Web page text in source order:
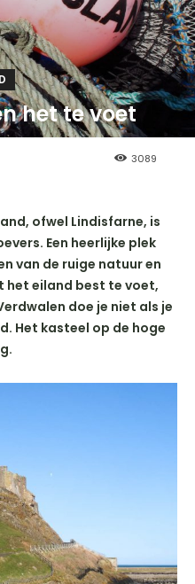
het te voet
3089
ofwel Lindisfarne, is
Een heerlijke plek
van de ruige natuur en
het eiland best te voet,
doe je niet als je
Het kasteel op de hoge